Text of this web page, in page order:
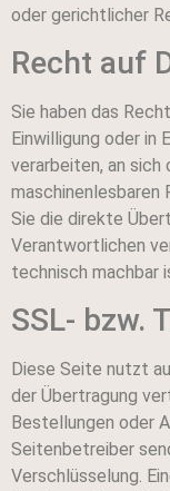
oder gerichtlicher
Recht auf
Sie haben das
Einwilligung oder in
verarbeiten, an sich
maschinenlesbaren
Sie die direkte
Verantwortlichen
technisch machbar
SSL- bzw.
Diese Seite nutzt
der Übertragung
Bestellungen oder
Seitenbetreiber
Verschlüsselung.